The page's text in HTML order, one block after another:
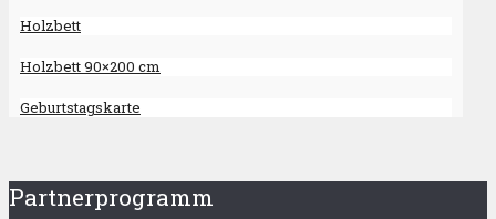
Holzbett
Holzbett 90×200 cm
Geburtstagskarte
Partnerprogramm